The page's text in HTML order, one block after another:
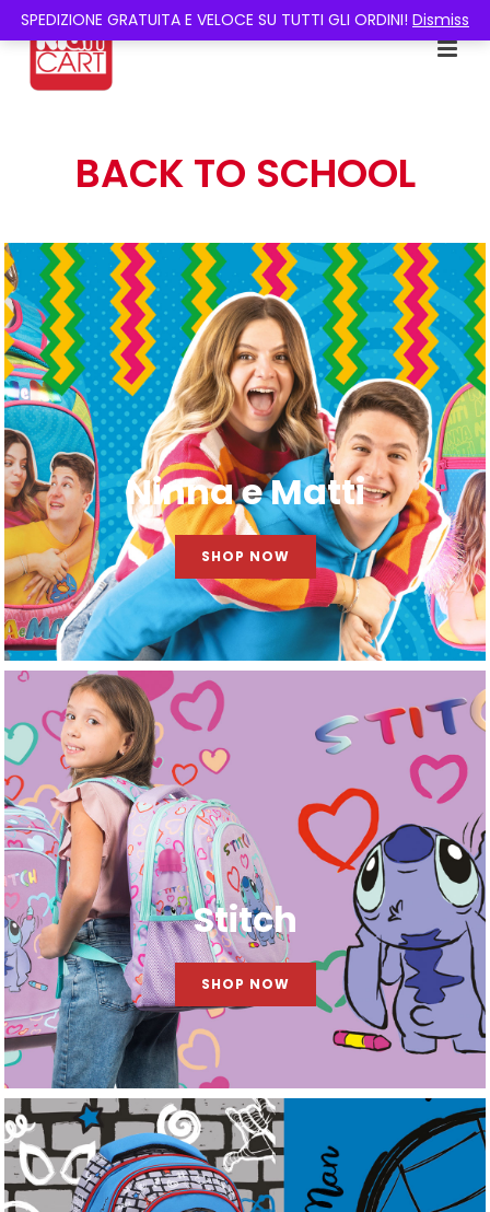
SPEDIZIONE GRATUITA E VELOCE SU TUTTI GLI ORDINI! Dismiss
BACK TO SCHOOL
Ninna e Matti
SHOP NOW
Stitch
SHOP NOW